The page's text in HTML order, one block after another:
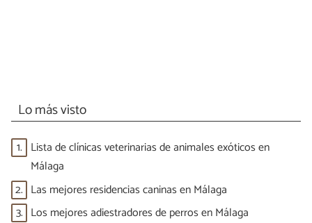
Lo más visto
1. Lista de clínicas veterinarias de animales exóticos en
Málaga
2. Las mejores residencias caninas en Málaga
3. Los mejores adiestradores de perros en Málaga